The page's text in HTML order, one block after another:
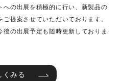
への出展を積極的に行い、新製品の
提案させていただいております。
の出展予定も随時更新しておりま
くみる